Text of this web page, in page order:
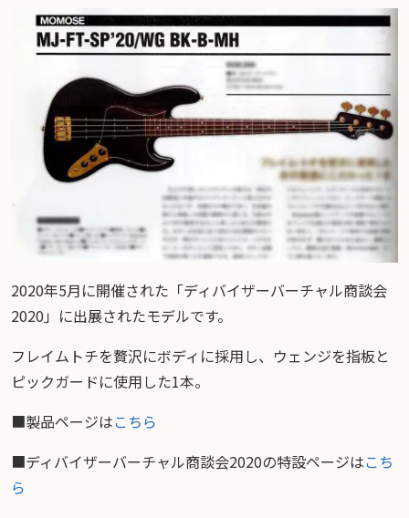
2020年5月に開催された「ディバイザーバーチャル商談会
2020」に出展されたモデルです。
フレイムトチを贅沢にボディに採用し、ウェンジを指板と
ピックガードに使用した1本。
■製品ページはこちら
■ディバイザーバーチャル商談会2020の特設ページはこち
ら